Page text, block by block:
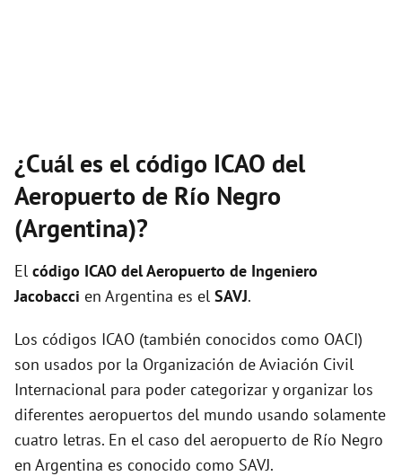
¿Cuál es el código ICAO del
Aeropuerto de Río Negro
(Argentina)?
El código ICAO delAeropuerto de Ingeniero
Jacobacci en Argentina es el SAVJ.
Los códigos ICAO (también conocidos como OACI)
son usados por la Organización de Aviación Civil
Internacional para poder categorizar y organizar los
diferentes aeropuertos del mundo usando solamente
cuatro letras. En el caso del aeropuerto de Río Negro
en Argentina es conocido como SAVJ.